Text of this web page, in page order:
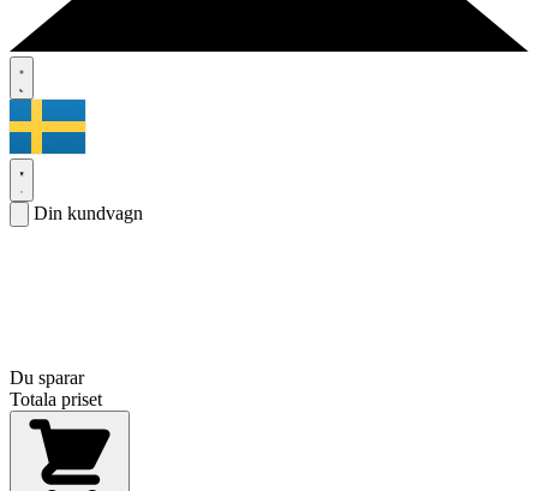
Din kundvagn
Du sparar
Totala priset